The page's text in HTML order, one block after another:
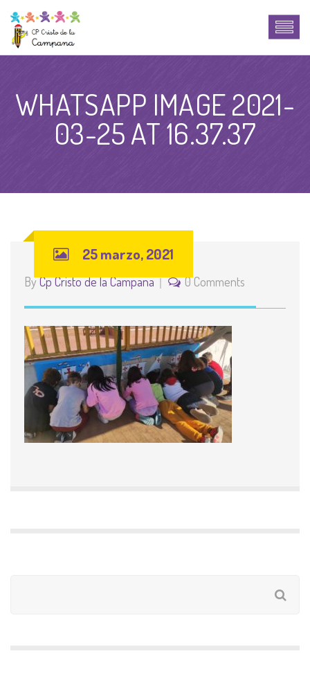
WHATSAPP IMAGE 2021-
03-25 AT 16.37.37
25 marzo, 2021
ByCp Cristo de la Campana 0 Comments